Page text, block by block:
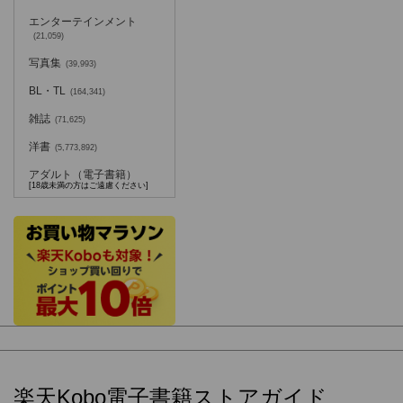
エンターテインメント
(21,059)
写真集 (39,993)
BL・TL (164,341)
雑誌 (71,625)
洋書 (5,773,892)
アダルト（電子書籍）
[18歳未満の方はご遠慮ください]
楽天Kobo電子書籍ストアガイド